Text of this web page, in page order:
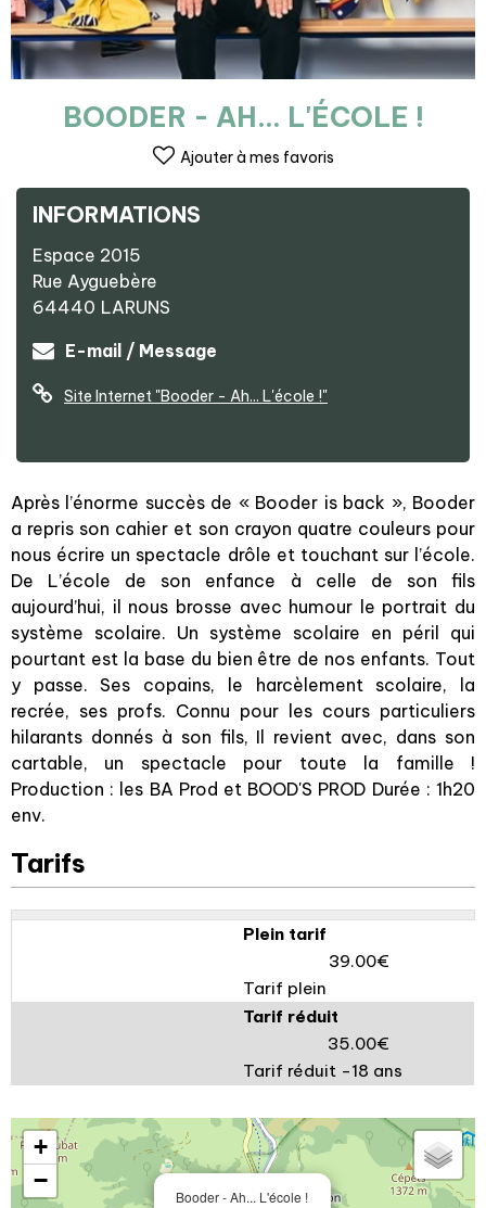
BOODER - AH... L'ÉCOLE !
Ajouter à mes favoris
INFORMATIONS
Espace 2015
Rue Ayguebère
64440 LARUNS
E-mail / Message
Site Internet "Booder - Ah... L'école !"
Après l’énorme succès de « Booder is back », Booder
a repris son cahier et son crayon quatre couleurs pour
nous écrire un spectacle drôle et touchant sur l’école.
De L’école de son enfance à celle de son fils
aujourd’hui, il nous brosse avec humour le portrait du
système scolaire. Un système scolaire en péril qui
pourtant est la base du bien être de nos enfants. Tout
y passe. Ses copains, le harcèlement scolaire, la
recrée, ses profs. Connu pour les cours particuliers
hilarants donnés à son fils, Il revient avec, dans son
cartable, un spectacle pour toute la famille !
Production : les BA Prod et BOOD'S PROD Durée : 1h20
env.
Tarifs
Plein tarif
39.00€
Tarif plein
Tarif réduit
35.00€
Tarif réduit -18 ans
Booder - Ah... L'école !
+
−